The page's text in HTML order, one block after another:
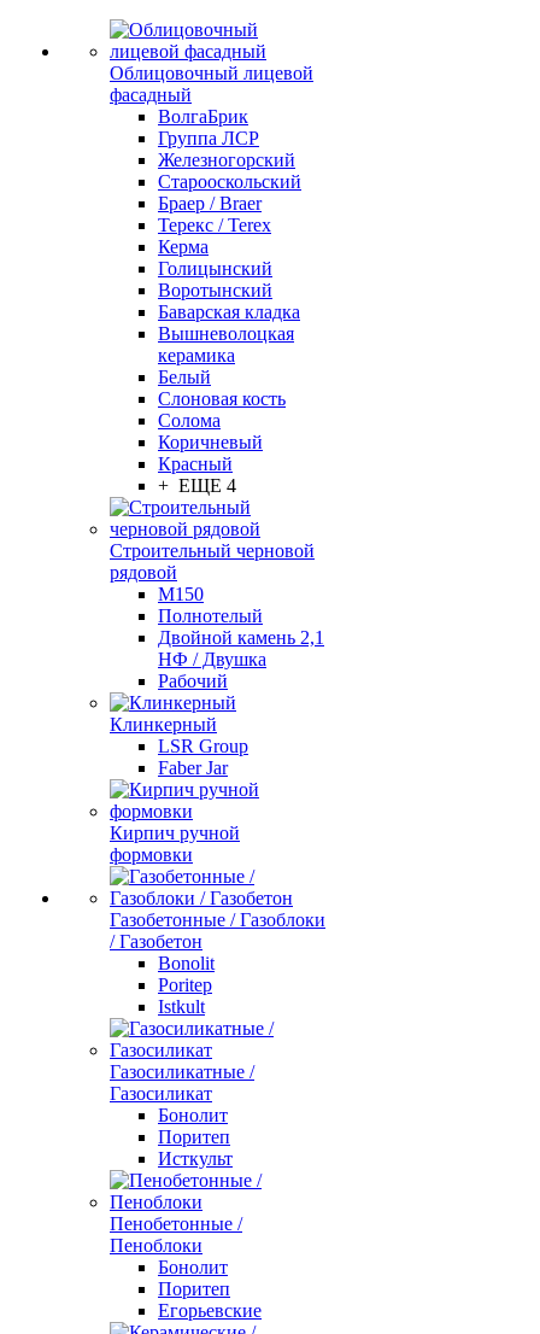
Облицовочный лицевой
фасадный
ВолгаБрик
Группа ЛСР
Железногорский
Старооскольский
Браер / Braer
Терекс / Terex
Керма
Голицынский
Воротынский
Баварская кладка
Вышневолоцкая
керамика
Белый
Слоновая кость
Солома
Коричневый
Красный
+ ЕЩЕ 4
Строительный черновой
рядовой
М150
Полнотелый
Двойной камень 2,1
НФ / Двушка
Рабочий
Клинкерный
LSR Group
Faber Jar
Кирпич ручной
формовки
Газобетонные / Газоблоки
/ Газобетон
Bonolit
Poritep
Istkult
Газосиликатные /
Газосиликат
Бонолит
Поритеп
Исткульт
Пенобетонные /
Пеноблоки
Бонолит
Поритеп
Егорьевские